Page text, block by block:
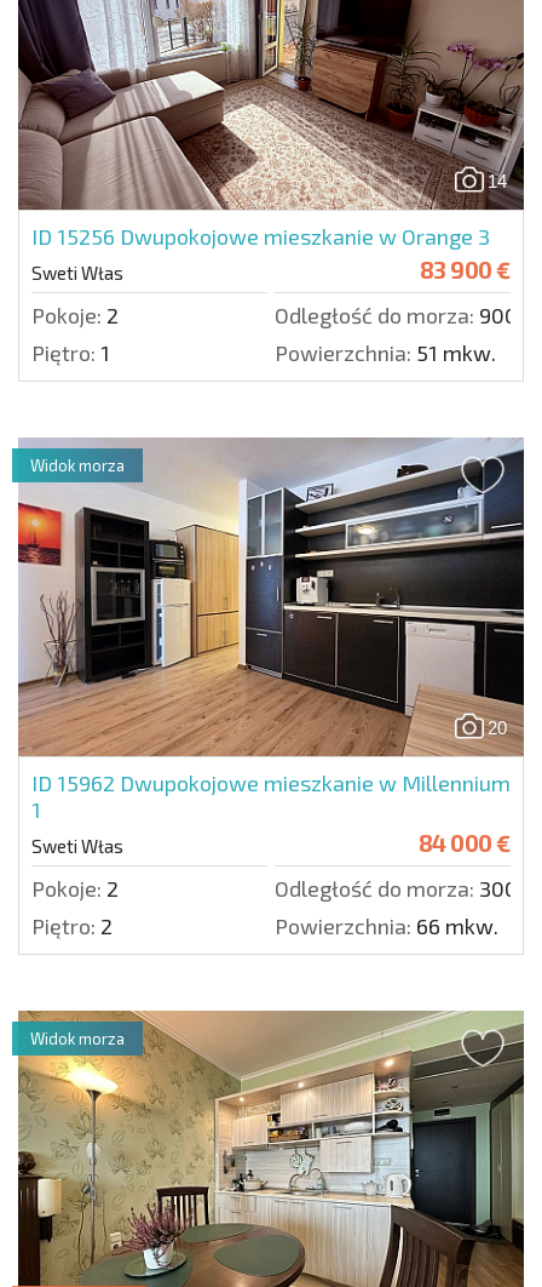
14
ID 15256 Dwupokojowe mieszkanie w Orange 3
Sweti Włas 83 900 €
Pokoje: 2 Odległość do morza: 900
Piętro: 1 Powierzchnia: 51 mkw.
20
ID 15962 Dwupokojowe mieszkanie w Millennium
1
Sweti Włas 84 000 €
Pokoje: 2 Odległość do morza: 300
Piętro: 2 Powierzchnia: 66 mkw.
Widok morza
Widok morza